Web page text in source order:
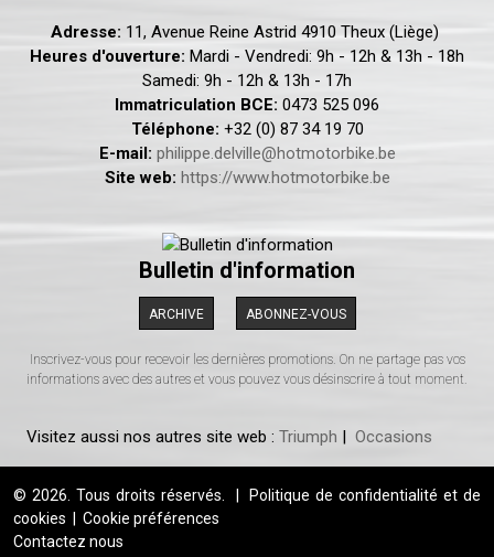
Adresse: 11, Avenue Reine Astrid 4910 Theux (Liège)
Heures d'ouverture: Mardi - Vendredi: 9h - 12h & 13h - 18h
Samedi: 9h - 12h & 13h - 17h
Immatriculation BCE: 0473 525 096
Téléphone: +32 (0) 87 34 19 70
E-mail: philippe.delville@hotmotorbike.be
Site web: https://www.hotmotorbike.be
Bulletin d'information
ARCHIVE ABONNEZ-VOUS
Inscrivez-vous pour recevoir les dernières promotions. On ne partage pas vos
informations avec des autres et vous pouvez vous désinscrire à tout moment.
Visitez aussi nos autres site web : Triumph | Occasions
© 2026. Tous droits réservés. |Politique de confidentialité et de
cookies | Cookie préférences
Contactez nous